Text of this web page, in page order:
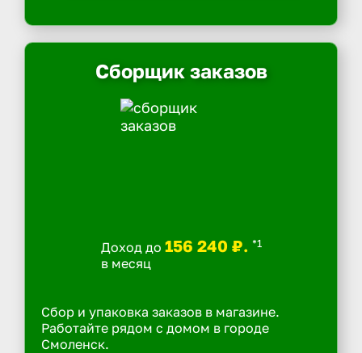
Сборщик заказов
Доход до 156 240 ₽. *1
в месяц
Сбор и упаковка заказов в магазине.
Работайте рядом с домом в городе
Смоленск.